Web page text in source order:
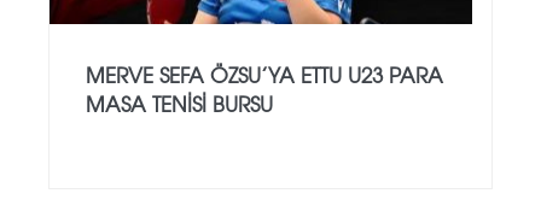
MERVE SEFA ÖZSU’YA ETTU U23 PARA
MASA TENISI BURSU